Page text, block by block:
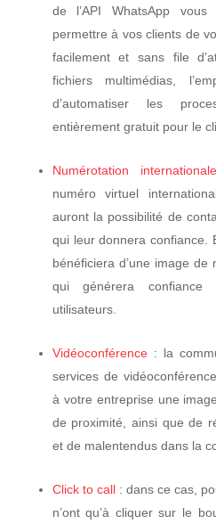
de l’API WhatsApp
permettre à vos clients de
facilement et sans file
fichiers multimédias,
d’automatiser les
entièrement gratuit pour le
Numérotation internationale
numéro virtuel
auront la possibilité de
qui leur donnera confiance.
bénéficiera d’une image de
qui générera
utilisateurs.
Vidéoconférence: la
services de
à votre entreprise une
de proximité, ainsi que de
et de malentendus dans la
Click to call: dans ce cas,
n’ont qu’à cliquer sur le